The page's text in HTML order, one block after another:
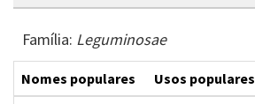
Família: Leguminosae
Nomes populares
Usos populares